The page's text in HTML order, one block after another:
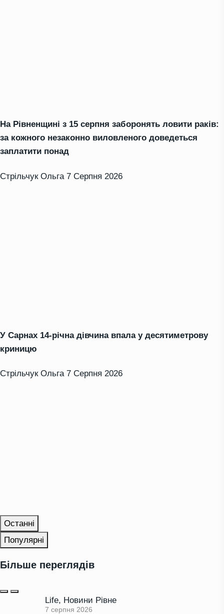
На Рівненщині з 15 серпня заборонять ловити раків:
за кожного незаконно виловленого доведеться
заплатити понад
Стрільчук Ольга 7 Серпня 2026
У Сарнах 14-річна дівчина впала у десятиметрову
криницю
Стрільчук Ольга 7 Серпня 2026
Останні
Популярні
Більше переглядів
Life, Новини Рівне
7 серпня 2026